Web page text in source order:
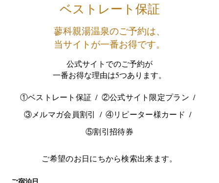
ベストレート保証
蓼科親湯温泉のご予約は、
当サイトが一番お得です。
公式サイトでのご予約が
一番お得な理由は5つあります。
①ベストレート保証
②公式サイト限定プラン
③メルマガ会員割引
④リピーター様カード
⑤割引招待券
ご希望のお日にちから検索出来ます。